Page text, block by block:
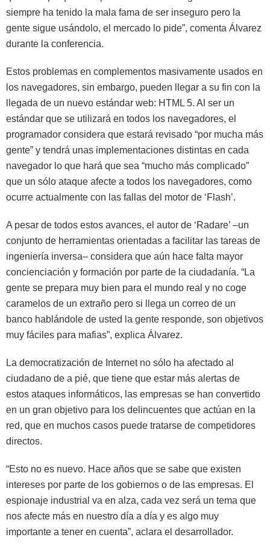
siempre ha tenido la mala fama de ser inseguro pero la
gente sigue usándolo, el mercado lo pide”, comenta Álvarez
durante la conferencia.
Estos problemas en complementos masivamente usados en
los navegadores, sin embargo, pueden llegar a su fin con la
llegada de un nuevo estándar web: HTML 5. Al ser un
estándar que se utilizará en todos los navegadores, el
programador considera que estará revisado “por mucha más
gente” y tendrá unas implementaciones distintas en cada
navegador lo que hará que sea “mucho más complicado”
que un sólo ataque afecte a todos los navegadores, como
ocurre actualmente con las fallas del motor de ‘Flash’.
A pesar de todos estos avances, el autor de ‘Radare’ –un
conjunto de herramientas orientadas a facilitar las tareas de
ingeniería inversa– considera que aún hace falta mayor
concienciación y formación por parte de la ciudadanía. “La
gente se prepara muy bien para el mundo real y no coge
caramelos de un extraño pero si llega un correo de un
banco hablándole de usted la gente responde, son objetivos
muy fáciles para mafias”, explica Álvarez.
La democratización de Internet no sólo ha afectado al
ciudadano de a pié, que tiene que estar más alertas de
estos ataques informáticos, las empresas se han convertido
en un gran objetivo para los delincuentes que actúan en la
red, que en muchos casos puede tratarse de competidores
directos.
“Esto no es nuevo. Hace años que se sabe que existen
intereses por parte de los gobiernos o de las empresas. El
espionaje industrial va en alza, cada vez será un tema que
nos afecte más en nuestro día a día y es algo muy
importante a tener en cuenta”, aclara el desarrollador.